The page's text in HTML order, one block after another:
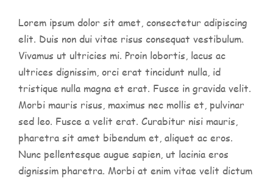
Lorem ipsum dolor sit amet, consectetur adipiscing
elit. Duis non dui vitae risus consequat vestibulum.
Vivamus ut ultricies mi. Proin lobortis, lacus ac
ultrices dignissim, orci erat tincidunt nulla, id
tristique nulla magna et erat. Fusce in gravida velit.
Morbi mauris risus, maximus nec mollis et, pulvinar
sed leo. Fusce a velit erat. Curabitur nisi mauris,
pharetra sit amet bibendum et, aliquet ac eros.
Nunc pellentesque augue sapien, ut lacinia eros
dignissim pharetra. Morbi at enim vitae velit dictum